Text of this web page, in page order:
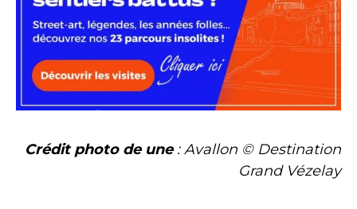
Crédit photo de une: Avallon © Destination
Grand Vézelay